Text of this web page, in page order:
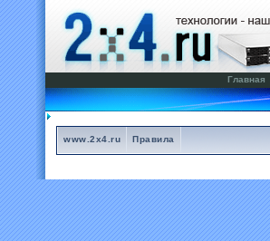
Главная
www.2x4.ru Правила